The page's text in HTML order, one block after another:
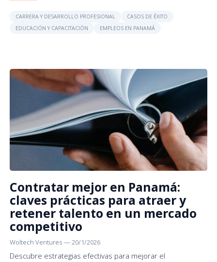
CARRERA Y DESARROLLO PROFESIONAL
CASOS DE ÉXITO
EDUCACIÓN Y CAPACITACIÓN
EMPLEOS EN PANAMÁ
Contratar mejor en Panamá:
claves prácticas para atraer y
retener talento en un mercado
competitivo
Woltech Ventures —20/1/2026
Descubre estrategias efectivas para mejorar el